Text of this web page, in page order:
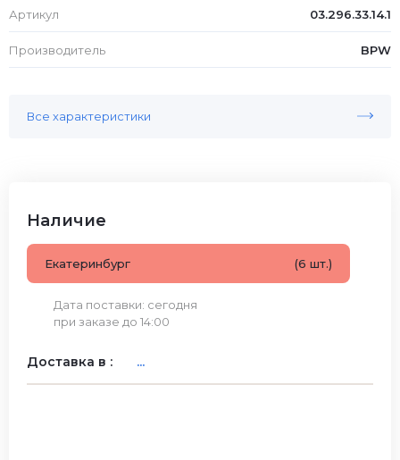
Артикул 03.296.33.14.1
Производитель BPW
Все характеристики
Наличие
Екатеринбург (6 шт.)
Дата поставки: сегодня
при заказе до 14:00
Доставка в : ...